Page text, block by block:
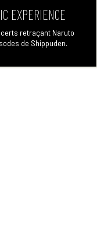
EXPERIENCE
retraçant Naruto
de Shippuden.